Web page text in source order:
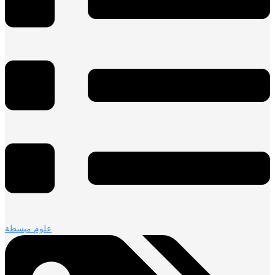
علوم مبسطة